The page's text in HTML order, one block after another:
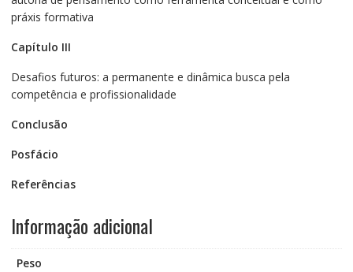
práxis formativa
Capítulo III
Desafios futuros: a permanente e dinâmica busca pela
competência e profissionalidade
Conclusão
Posfácio
Referências
Informação adicional
Peso